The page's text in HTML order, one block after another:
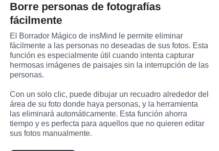
Borre personas de fotografías
fácilmente
El Borrador Mágico de insMind le permite eliminar
fácilmente a las personas no deseadas de sus fotos. Esta
función es especialmente útil cuando intenta capturar
hermosas imágenes de paisajes sin la interrupción de las
personas.
Con un solo clic, puede dibujar un recuadro alrededor del
área de su foto donde haya personas, y la herramienta
las eliminará automáticamente. Esta función ahorra
tiempo y es perfecta para aquellos que no quieren editar
sus fotos manualmente.